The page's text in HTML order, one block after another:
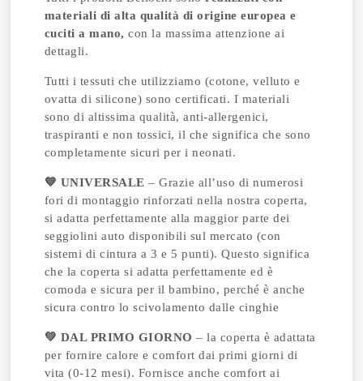
materiali di alta qualità di origine europea e
cuciti a mano, con la massima attenzione ai
dettagli.
Tutti i tessuti che utilizziamo (cotone, velluto e
ovatta di silicone) sono certificati. I materiali
sono di altissima qualità, anti-allergenici,
traspiranti e non tossici, il che significa che sono
completamente sicuri per i neonati.
💙 UNIVERSALE– Grazie all’uso di numerosi
fori di montaggio rinforzati nella nostra coperta,
si adatta perfettamente alla maggior parte dei
seggiolini auto disponibili sul mercato (con
sistemi di cintura a 3 e 5 punti). Questo significa
che la coperta si adatta perfettamente ed è
comoda e sicura per il bambino, perché è anche
sicura contro lo scivolamento dalle cinghie
💚 DAL PRIMO GIORNO – la coperta è adattata
per fornire calore e comfort dai primi giorni di
vita (0-12 mesi). Fornisce anche comfort ai